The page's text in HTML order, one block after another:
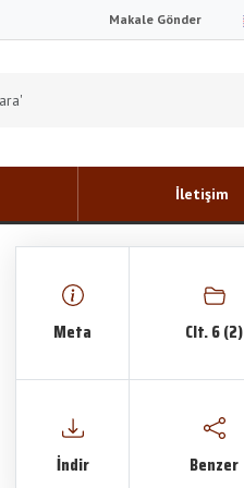
Makale Gönder
İletişim
Meta Clt. 6 (2)
İndir Benzer